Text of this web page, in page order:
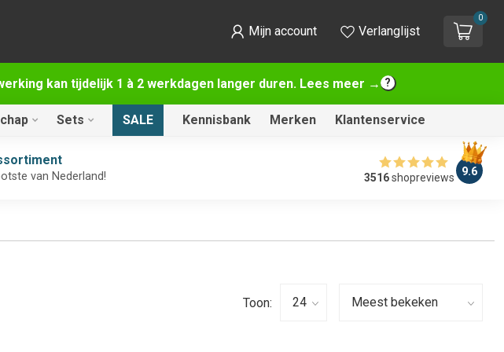
kan tijdelijk 1 à 2 werkdagen langer duren. Lees meer →
Mijn account Verlanglijst
0
Sets SALE Kennisbank Merken Klantenservice
van Nederland! 3516shopreviews 9.6
Toon: